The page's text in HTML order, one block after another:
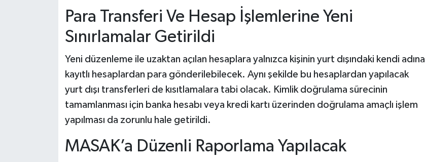
Para Transferi Ve Hesap İşlemlerine Yeni
Sınırlamalar Getirildi
Yeni düzenleme ile uzaktan açılan hesaplara yalnızca kişinin yurt dışındaki kendi adına
kayıtlı hesaplardan para gönderilebilecek. Aynı şekilde bu hesaplardan yapılacak
yurt dışı transferleri de kısıtlamalara tabi olacak. Kimlik doğrulama sürecinin
tamamlanması için banka hesabı veya kredi kartı üzerinden doğrulama amaçlı işlem
yapılması da zorunlu hale getirildi.
MASAK’a Düzenli Raporlama Yapılacak